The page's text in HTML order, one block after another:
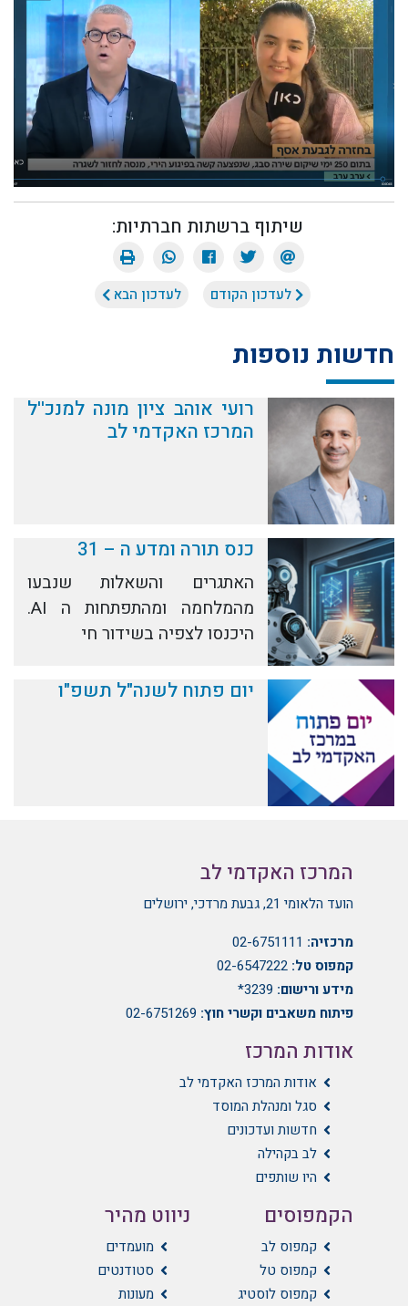
שיתוף ברשתות חברתיות:
לעדכון הקודם לעדכון הבא
חדשות נוספות
רועי אוהב ציון מונה למנכ''ל
המרכז האקדמי לב
כנס תורה ומדע ה – 31
האתגרים והשאלות שנבעו
מהמלחמה ומהתפתחות ה AI.
היכנסו לצפיה בשידור חי
יום פתוח לשנה"ל תשפ"ו
המרכז האקדמי לב
הועד הלאומי 21, גבעת מרדכי, ירושלים
מרכזיה: 02-6751111
קמפוס טל: 02-6547222
מידע ורישום: 3239*
פיתוח משאבים וקשרי חוץ: 02-6751269
אודות המרכז
אודות המרכז האקדמי לב
סגל ומנהלת המוסד
חדשות ועדכונים
לב בקהילה
היו שותפים
הקמפוסים
קמפוס לב
קמפוס טל
קמפוס לוסטיג
ניווט מהיר
מועמדים
סטודנטים
מעונות